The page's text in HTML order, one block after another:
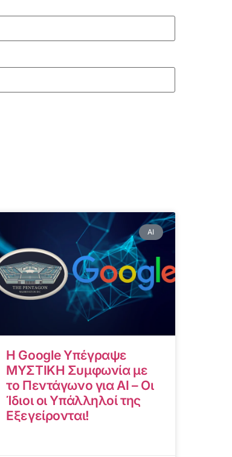
AI
Η Google Υπέγραψε
ΜΥΣΤΙΚΗ Συμφωνία με
το Πεντάγωνο για AI – Οι
Ίδιοι οι Υπάλληλοί της
Εξεγείρονται!